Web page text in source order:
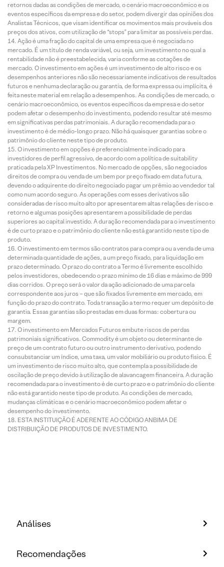
retornos dadas as condições de mercado, o cenário macroeconômico e os
eventos específicos da empresa e do setor, podem divergir das opiniões dos
Analistas Técnicos, que visam identificar os movimentos mais prováveis dos
preços dos ativos, com utilização de “stops” para limitar as possíveis perdas.
Ação é uma fração do capital de uma empresa que é negociada no
mercado. É um título de renda variável, ou seja, um investimento no qual a
rentabilidade não é preestabelecida, varia conforme as cotações de
mercado. O investimento em ações é um investimento de alto risco e os
desempenhos anteriores não são necessariamente indicativos de resultados
futuros e nenhuma declaração ou garantia, de forma expressa ou implícita, é
feita neste material em relação a desempenhos. As condições de mercado, o
cenário macroeconômico, os eventos específicos da empresa e do setor
podem afetar o desempenho do investimento, podendo resultar até mesmo
em significativas perdas patrimoniais. A duração recomendada para o
investimento é de médio-longo prazo. Não há quaisquer garantias sobre o
patrimônio do cliente neste tipo de produto.
O investimento em opções é preferencialmente indicado para
investidores de perfil agressivo, de acordo com a política de suitability
praticada pela XP Investimentos. No mercado de opções, são negociados
direitos de compra ou venda de um bem por preço fixado em data futura,
devendo o adquirente do direito negociado pagar um prêmio ao vendedor tal
como num acordo seguro. As operações com esses derivativos são
consideradas de risco muito alto por apresentarem altas relações de risco e
retorno e algumas posições apresentarem a possibilidade de perdas
superiores ao capital investido. A duração recomendada para o investimento
é de curto prazo e o patrimônio do cliente não está garantido neste tipo de
produto.
O investimento em termos são contratos para compra ou a venda de uma
determinada quantidade de ações, a um preço fixado, para liquidação em
prazo determinado. O prazo do contrato a Termo é livremente escolhido
pelos investidores, obedecendo o prazo mínimo de 16 dias e máximo de 999
dias corridos. O preço será o valor da ação adicionado de uma parcela
correspondente aos juros – que são fixados livremente em mercado, em
função do prazo do contrato. Toda transação a termo requer um depósito de
garantia. Essas garantias são prestadas em duas formas: cobertura ou
margem.
O investimento em Mercados Futuros embute riscos de perdas
patrimoniais significativos. Commodity é um objeto ou determinante de
preço de um contrato futuro ou outro instrumento derivativo, podendo
consubstanciar um índice, uma taxa, um valor mobiliário ou produto físico. É
um investimento de risco muito alto, que contempla a possibilidade de
oscilação de preço devido à utilização de alavancagem financeira. A duração
recomendada para o investimento é de curto prazo e o patrimônio do cliente
não está garantido neste tipo de produto. As condições de mercado,
mudanças climáticas e o cenário macroeconômico podem afetar o
desempenho do investimento.
ESTA INSTITUIÇÃO É ADERENTE AO CÓDIGO ANBIMA DE
DISTRIBUIÇÃO DE PRODUTOS DE INVESTIMENTO.
Análises
Recomendações